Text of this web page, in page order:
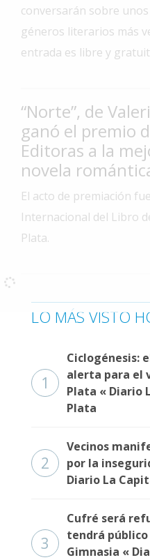
Interés
General
La
Arte
y
Espectáculos
Cartelera
Fotos
Fúnebres
conversarán sobre
géneros literarios más
entrada es libre y
“Norte”, de
ganó el premio
Editoras a la
novela
El acto de premiación
Internacional del Libro
Plata.
LO MÁS VISTO
1
Ciclogénesis:
alerta para el
Plata « Diario
Plata
2
Vecinos
por la
Diario La
3
Cufré será
tendrá
Gimnasia «